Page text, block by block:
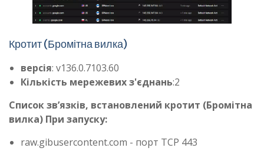
Кротит (Бромітна вилка)​
версія: v136.0.7103.60
Кількість мережевих з'єднань:2
Список зв’язків, встановлений кротит (Бромітна
вилка) При запуску:
raw.gibusercontent.com - порт TCP 443